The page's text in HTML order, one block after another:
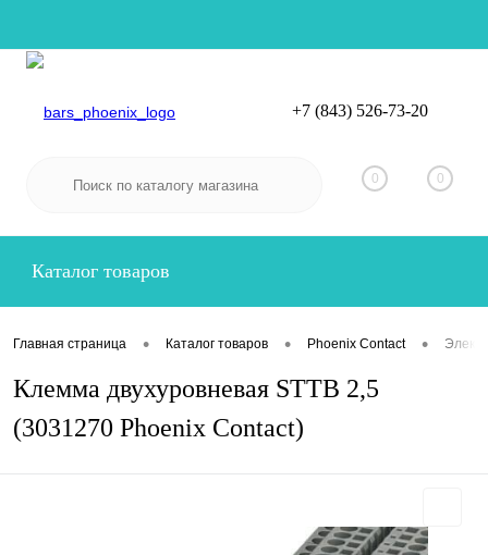
Вход
+7 (843) 526-73-20
0 0
Каталог товаров
Главная страница • Каталог товаров • Phoenix Contact •
Клемма двухуровневая STTB 2,5
(3031270 Phoenix Contact)